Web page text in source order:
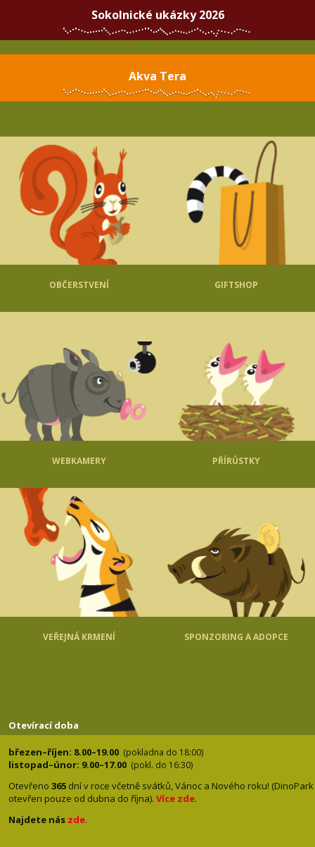
Sokolnické ukázky 2026
Akva Tera
OBČERSTVENÍ GIFTSHOP
WEBKAMERY PŘÍRŮSTKY
VEŘEJNÁ KRMENÍ SPONZORING A ADOPCE
Otevírací doba
březen–říjen: 8.00–19.00 (pokladna do 18:00)
listopad–únor: 9.00–17.00 (pokl. do 16:30)
Otevřeno 365 dní v roce včetně svátků, Vánoc a Nového roku! (DinoPark
otevřen pouze od dubna do října). Více zde.
Najdete nás zde.